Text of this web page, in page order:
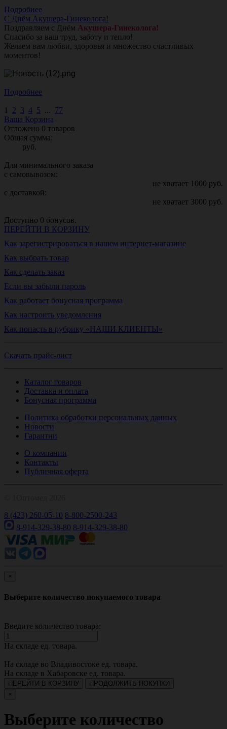
Подробнее
С Днём Акушера-Гинеколога!
Поздравляем с Днём Акушера-Гинеколога!
Спасибо за ваш труд, заботу и тепло!
Желаем вам любви, здоровья и множество счастливых
моментов!
Подробнее
1 2 3 4 5 ... 77
Ваша Корзина
Отложено 0 товаров
Общая сумма:
руб.
Для минимального заказа
с самовывозом:
не хватает 1000 руб.
с доставкой:
не хватает 3000 руб.
Доступно 0 бонусов.
ПЕРЕЙТИ В КОРЗИНУ
Как зарегистрироваться в нашем интернет-магазине
Как выбрать товар
Как сделать заказ
Если вы забыли пароль
Как работает бонусная программа
Как настроить уведомления
Как попасть в рубрику «НАШИ КЛИЕНТЫ»
Скачать прайс-лист
Каталог товаров
Доставка и оплата
Бонусная программа
Политика обработки персональных данных
Новости
Гарантии
О компании
Контакты
Публичная оферта
8 (423) 260-05-10 8-800-2500-243
8-914-329-38-80 8-914-329-38-80
×
Выберите количество покупаемого товара
Введите количество товара:
На складе ед. товара.
На складе во Владивостоке ед. товара.
На складе в Хабаровске ед. товара.
ПЕРЕЙТИ В КОРЗИНУ
ПРОДОЛЖИТЬ ПОКУПКИ
×
Выберите количество